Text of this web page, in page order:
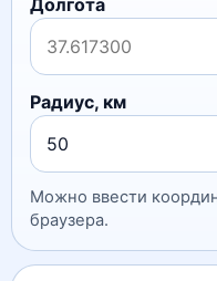
Долгота
Радиус, км
Можно ввести
браузера.